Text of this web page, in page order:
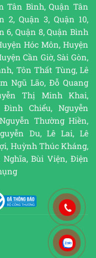
Tân Bình, Quận Tân
2, Quận 3, Quận 10,
6, Quận 8, Quận Bình
Hóc Môn, Huyện
Cần Giờ, Sài Gòn,
Tôn Thất Tùng, Lê
Ngũ Lão, Đỗ Quang
Thị Minh Khai,
Chiểu, Nguyễn
Thường Hiền,
Du, Lê Lai, Lê
Huỳnh Thúc Kháng,
Bùi Viện, Điện